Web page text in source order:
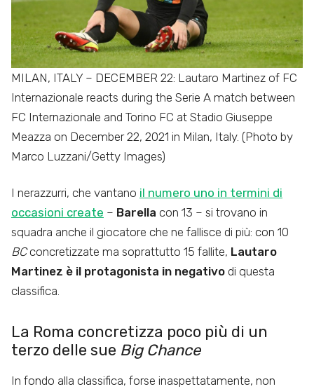
MILAN, ITALY – DECEMBER 22: Lautaro Martinez of FC
Internazionale reacts during the Serie A match between
FC Internazionale and Torino FC at Stadio Giuseppe
Meazza on December 22, 2021 in Milan, Italy. (Photo by
Marco Luzzani/Getty Images)
I nerazzurri, che vantano il numero uno in termini di
occasioni create – Barella con 13 – si trovano in
squadra anche il giocatore che ne fallisce di più: con 10
BCconcretizzate ma soprattutto 15 fallite, Lautaro
Martinez è il protagonista in negativo di questa
classifica.
La Roma concretizza poco più di un
terzo delle sue Big Chance
In fondo alla classifica, forse inaspettatamente, non